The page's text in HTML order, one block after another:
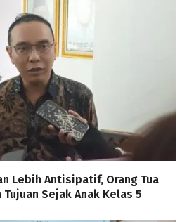
Lebih Antisipatif, Orang Tua
Sejak Anak Kelas 5